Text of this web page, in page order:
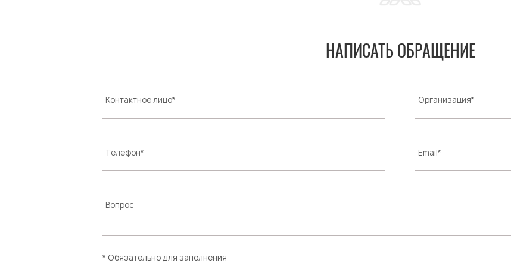
НАПИСАТЬ ОБРАЩЕНИЕ
Контактное лицо* Организация*
Телефон* Email*
Вопрос
* Обязательно для заполнения